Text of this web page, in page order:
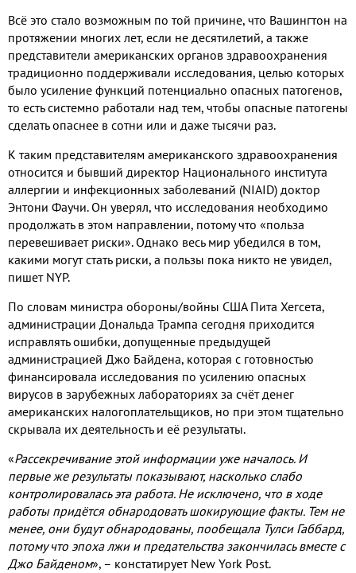
Всё это стало возможным по той причине, что Вашингтон на
протяжении многих лет, если не десятилетий, а также
представители американских органов здравоохранения
традиционно поддерживали исследования, целью которых
было усиление функций потенциально опасных патогенов,
то есть системно работали над тем, чтобы опасные патогены
сделать опаснее в сотни или и даже тысячи раз.
К таким представителям американского здравоохранения
относится и бывший директор Национального института
аллергии и инфекционных заболеваний (NIAID) доктор
Энтони Фаучи.Он уверял, что исследования необходимо
продолжать в этом направлении, потому что «польза
перевешивает риски».Однако весь мир убедился в том,
какими могут стать риски, а пользы пока никто не увидел,
пишет NYP.
По словам министра обороны/войны США Пита Хегсета,
администрации Дональда Трампа сегодня приходится
исправлять ошибки, допущенные предыдущей
администрацией Джо Байдена, которая с готовностью
финансировала исследования по усилению опасных
вирусов в зарубежных лабораториях за счёт денег
американских налогоплательщиков, но при этом тщательно
скрывала их деятельность и её результаты.
«Рассекречивание этой информации уже началось. И
первые же результаты показывают, насколько слабо
контролировалась эта работа. Не исключено, что в ходе
работы придётся обнародовать шокирующие факты. Тем не
менее, они будут обнародованы, пообещала Тулси Габбард,
потому что эпоха лжи и предательства закончилась вместе с
Джо Байденом», – констатирует New York Post.